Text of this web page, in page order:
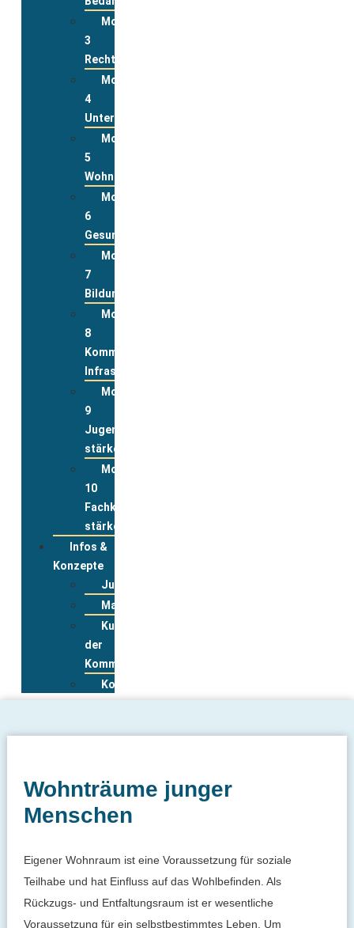
Modul
3
Rechte
Modul
4
Unterstützungsleistungen
Modul
5
Wohnen
Modul
6
Gesundheit
Modul
7
Bildung
Modul
8
Kommunale
Infrastrukturen
Modul
9
Jugend
stärken
Modul
10
Fachkräfte
stärken
Infos &
Konzepte
Jugendwohnkonzepte
Materialpool
Kurzportraits
der
Kommunen
Kontakt
Wohnträume junger
Menschen
Eigener Wohnraum ist eine Voraussetzung für soziale
Teilhabe und hat Einfluss auf das Wohlbefinden. Als
Rückzugs- und Entfaltungsraum ist er wesentliche
Voraussetzung für ein selbstbestimmtes Leben. Um